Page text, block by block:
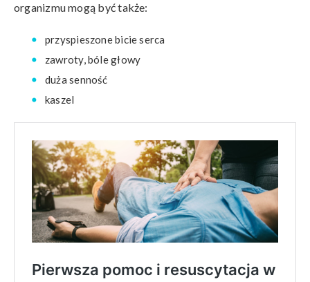
organizmu mogą być także:
przyspieszone bicie serca
zawroty, bóle głowy
duża senność
kaszel